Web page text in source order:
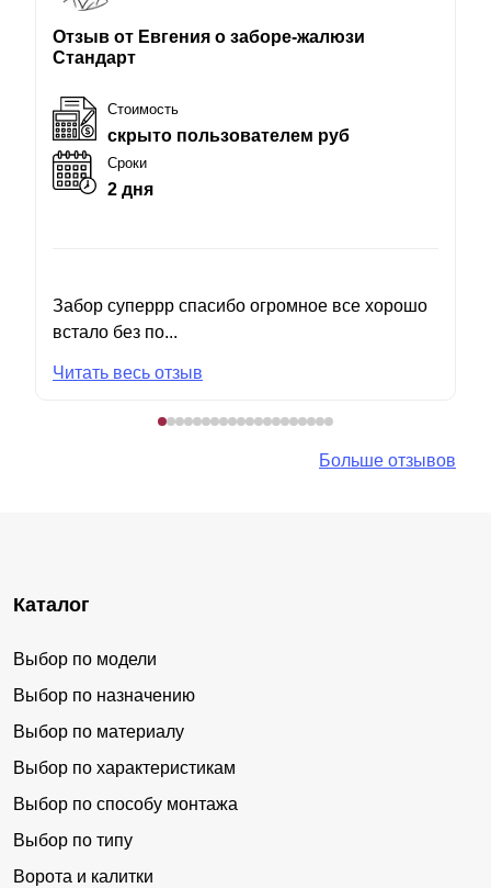
Отзыв от Евгения о заборе-жалюзи
Стандарт
Стоимость
скрыто пользователем руб
Сроки
2 дня
Забор суперрр спасибо огромное все хорошо
встало без по...
Читать весь отзыв
Больше отзывов
Каталог
Выбор по модели
Выбор по назначению
Выбор по материалу
Выбор по характеристикам
Выбор по способу монтажа
Выбор по типу
Ворота и калитки